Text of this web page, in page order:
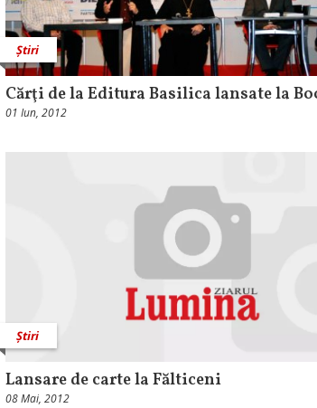
Știri
Cărţi de la Editura Basilica lansate la
01 Iun, 2012
Știri
Lansare de carte la Fălticeni
08 Mai, 2012